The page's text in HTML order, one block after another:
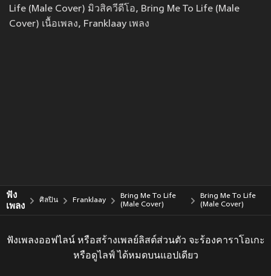
Life (Male Cover) มิวสิควีดีโอ, Bring Me To Life (Male
Cover) เนื้อเพลง, Franklaay เพลง
ฟัง
เพลง
ศิลปิน Franklaay
Bring Me To Life
(Male Cover)
Bring Me To Life
(Male Cover)
ฟังเพลงออฟไลน์ หรือสร้างเพลย์ลิสต์ส่วนตัว จะร้องคาราโอเกะ
หรือดูไลฟ์ ได้หมดบนแอปเดียว